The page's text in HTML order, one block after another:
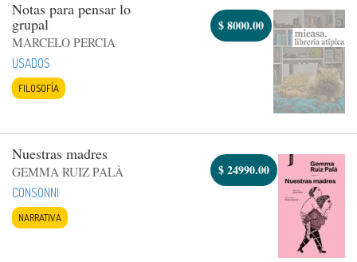
Notas para pensar lo
grupal
MARCELO PERCIA
USADOS
FILOSOFÍA
$8000.00
Nuestras madres
GEMMA RUIZ PALÀ
CONSONNI
NARRATIVA
$24990.00